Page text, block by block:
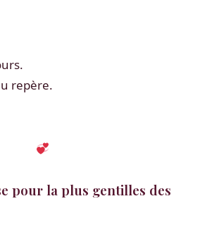
repère.
pour la plus gentilles des